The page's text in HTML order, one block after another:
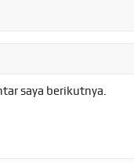
saya berikutnya.